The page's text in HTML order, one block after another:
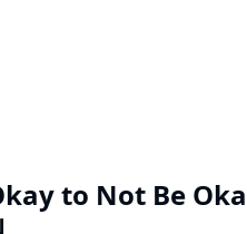
to Not Be